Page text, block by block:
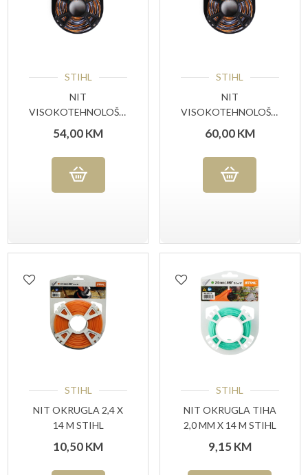
STIHL
NIT
VISOKOTEHNOLOŠKA
2,7MMX53 M STIHL
54,00KM
STIHL
NIT
VISOKOTEHNOLOŠKA
2,4MMX70M STIHL
60,00KM
STIHL
NIT OKRUGLA 2,4 X
14 M STIHL
10,50KM
STIHL
NIT OKRUGLA TIHA
2,0 MM X 14 M STIHL
9,15KM